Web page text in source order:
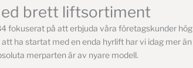
brett liftsortiment
fokuserat på att erbjuda våra företagskunder hög
ha startat med en enda hyrlift har vi idag mer än
merparten är av nyare modell.